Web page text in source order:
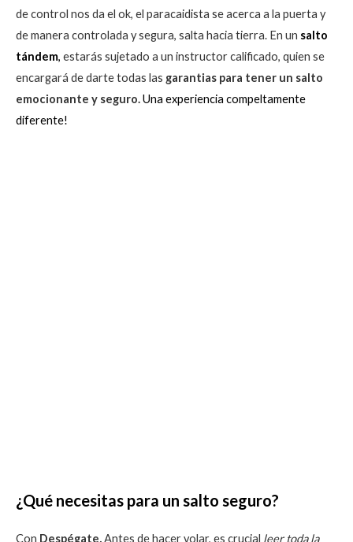
de control nos da el ok, el paracaidista se acerca a la puerta y
de manera controlada y segura, salta hacia tierra. En un salto
tándem, estarás sujetado a un instructor calificado, quien se
encargará de darte todas las garantias para tener un salto
emocionante y seguro.Una experiencia compeltamente
diferente!
¿Qué necesitas para un salto seguro?
Con Despégate,Antes de hacer volar, es crucial leer toda la